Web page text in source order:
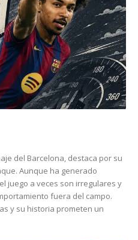
del Barcelona, destaca por su
Aunque ha generado
juego a veces son irregulares y
fuera del campo.
y su historia prometen un